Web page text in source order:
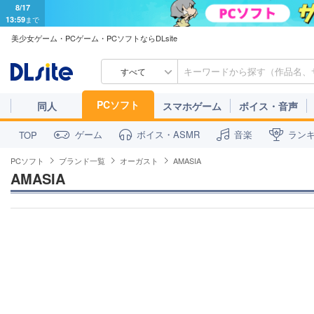
8/17
13:59まで
美少女ゲーム・PCゲーム・PCソフトならDLsite
すべて
同人 PCソフト スマホゲーム ボイス・音声
TOP ゲーム ボイス・ASMR 音楽 ラン
PCソフト ブランド一覧 オーガスト AMASIA
AMASIA